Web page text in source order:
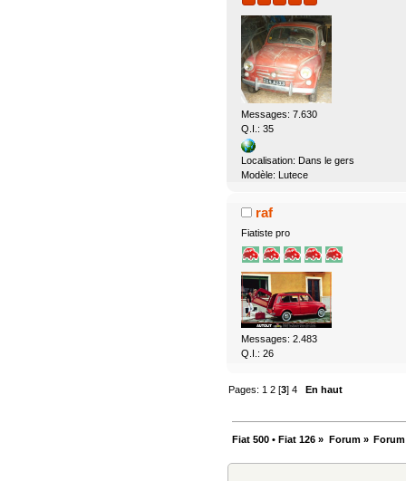
Messages: 7.630
Q.I.: 35
Localisation: Dans le gers
Modèle: Lutece
raf
Fiatiste pro
Messages: 2.483
Q.I.: 26
Pages:1 2 [3]4 En haut
Fiat 500 • Fiat 126 » Forum»